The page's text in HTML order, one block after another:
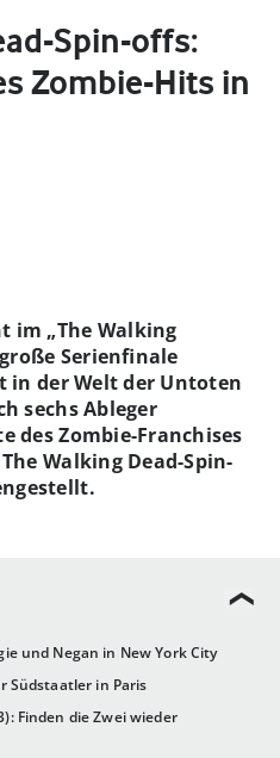
Spin-offs:
Zombie-Hits in
und Negan in New York City
Südstaatler in Paris
Finden die Zwei wieder
im „The Walking
Serienfinale
in der Welt der Untoten
sechs Ableger
des Zombie-Franchises
Walking Dead-Spin-